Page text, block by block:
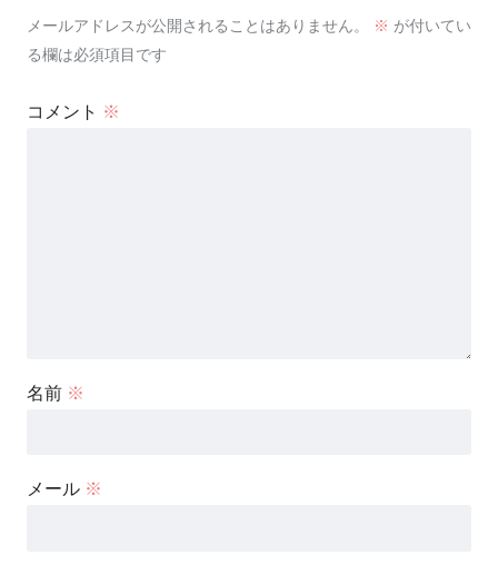
メールアドレスが公開されることはありません。 ※ が付いてい
る欄は必須項目です
コメント ※
名前 ※
メール ※